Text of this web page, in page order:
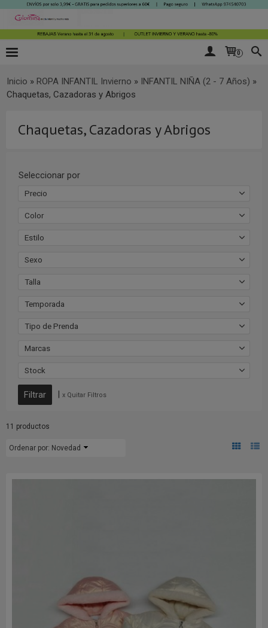
0
Inicio » ROPA INFANTIL Invierno » INFANTIL NIÑA (2 - 7 Años) »
Chaquetas, Cazadoras y Abrigos
Chaquetas, Cazadoras y Abrigos
Seleccionar por
Precio
Color
Estilo
Sexo
Talla
Temporada
Tipo de Prenda
Marcas
Stock
| x Quitar Filtros
11 productos
Ordenar por: Novedad